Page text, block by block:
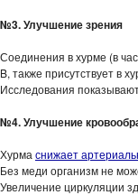
№3. Улучшение зрения
Соединения в хурме (в
B, также присутствует в
Исследования
№4. Улучшение
Хурма снижает
Без меди организм не
Увеличение циркуляции